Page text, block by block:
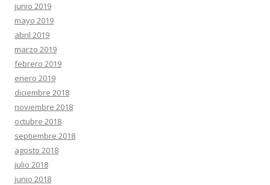
junio 2019
mayo 2019
abril 2019
marzo 2019
febrero 2019
enero 2019
diciembre 2018
noviembre 2018
octubre 2018
septiembre 2018
agosto 2018
julio 2018
junio 2018